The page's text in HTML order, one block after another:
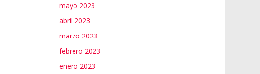
mayo 2023
abril 2023
marzo 2023
febrero 2023
enero 2023